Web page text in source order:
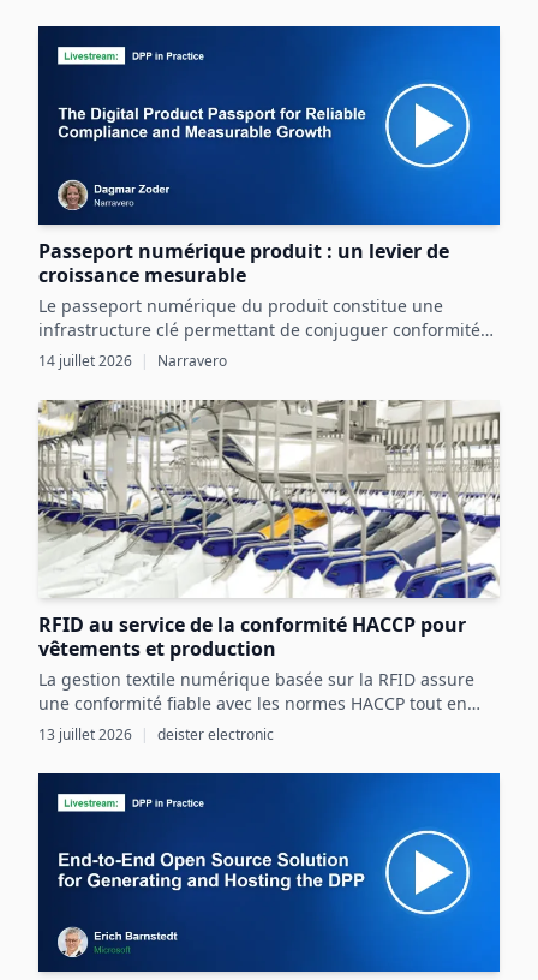
Passeport numérique produit : un levier de
croissance mesurable
Le passeport numérique du produit constitue une
infrastructure clé permettant de conjuguer conformité
réglementaire et transformation digitale pour une
14 juillet 2026 | Narravero
RFID au service de la conformité HACCP pour
vêtements et production
La gestion textile numérique basée sur la RFID assure
une conformité fiable avec les normes HACCP tout en
optimisant les ressources et la sécurité dans les
13 juillet 2026 | deister electronic